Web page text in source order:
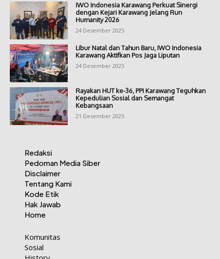
IWO Indonesia Karawang Perkuat Sinergi
dengan Kejari Karawang Jelang Run
Humanity 2026
24 Desember 2025
Libur Natal dan Tahun Baru, IWO Indonesia
Karawang Aktifkan Pos Jaga Liputan
24 Desember 2025
Rayakan HUT ke-36, PPI Karawang Teguhkan
Kepedulian Sosial dan Semangat
Kebangsaan
21 Desember 2025
Redaksi
Pedoman Media Siber
Disclaimer
Tentang Kami
Kode Etik
Hak Jawab
Home
Komunitas
Sosial